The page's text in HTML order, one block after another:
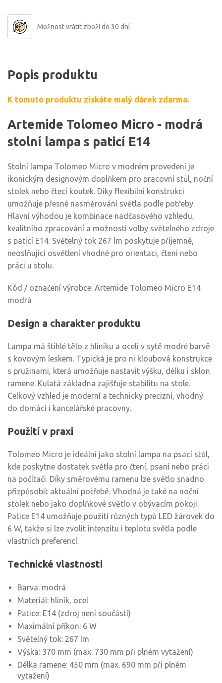
Možnost vrátit zboží do 30 dní
Popis produktu
K tomuto produktu získáte malý dárek zdarma.
Artemide Tolomeo Micro - modrá
stolní lampa s paticí E14
Stolní lampa Tolomeo Micro v modrém provedení je
ikonickým designovým doplňkem pro pracovní stůl, noční
stolek nebo čtecí koutek. Díky flexibilní konstrukci
umožňuje přesné nasměrování světla podle potřeby.
Hlavní výhodou je kombinace nadčasového vzhledu,
kvalitního zpracování a možnosti volby světelného zdroje
s paticí E14. Světelný tok 267 lm poskytuje příjemné,
neoslňující osvětlení vhodné pro orientaci, čtení nebo
práci u stolu.
Kód / označení výrobce: Artemide Tolomeo Micro E14
modrá
Design a charakter produktu
Lampa má štíhlé tělo z hliníku a oceli v sytě modré barvě
s kovovým leskem. Typická je pro ni kloubová konstrukce
s pružinami, která umožňuje nastavit výšku, délku i sklon
ramene. Kulatá základna zajišťuje stabilitu na stole.
Celkový vzhled je moderní a technicky precizní, vhodný
do domácí i kancelářské pracovny.
Použití v praxi
Tolomeo Micro je ideální jako stolní lampa na psací stůl,
kde poskytne dostatek světla pro čtení, psaní nebo práci
na počítači. Díky směrovému ramenu lze světlo snadno
přizpůsobit aktuální potřebě. Vhodná je také na noční
stolek nebo jako doplňkové světlo v obývacím pokoji.
Patice E14 umožňuje použití různých typů LED žárovek do
6 W, takže si lze zvolit intenzitu i teplotu světla podle
vlastních preferencí.
Technické vlastnosti
Barva: modrá
Materiál: hliník, ocel
Patice: E14 (zdroj není součástí)
Maximální příkon: 6 W
Světelný tok: 267 lm
Výška: 370 mm (max. 730 mm při plném vytažení)
Délka ramene: 450 mm (max. 690 mm při plném
vytažení)